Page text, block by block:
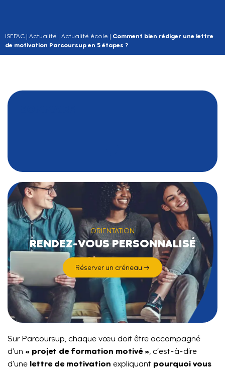
ISEFAC | Actualité | Actualité école | Comment bien rédiger une lettre
de motivation Parcoursup en 5 étapes ?
Sur Parcoursup, chaque vœu doit être accompagné
d’un « projet de formation motivé », c’est-à-dire
d’une lettre de motivation expliquant pourquoi vous
ORIENTATION
RENDEZ-VOUS PERSONNALISÉ
Réserver un créneau →